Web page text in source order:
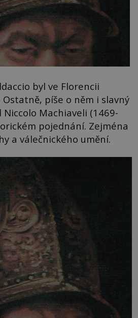
byl ve Florencii
píše o něm i slavný
Machiaveli (1469-
pojednání. Zejména
a válečnického umění.